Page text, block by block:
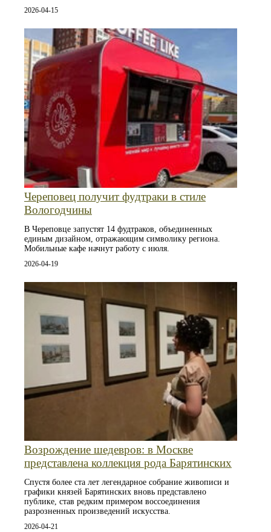
2026-04-15
Череповец получит фудтраки в стиле
Вологодчины
В Череповце запустят 14 фудтраков, объединенных
единым дизайном, отражающим символику региона.
Мобильные кафе начнут работу с июля.
2026-04-19
Возрождение шедевров: в Москве
представлена коллекция рода Барятинских
Спустя более ста лет легендарное собрание живописи и
графики князей Барятинских вновь представлено
публике, став редким примером воссоединения
разрозненных произведений искусства.
2026-04-21